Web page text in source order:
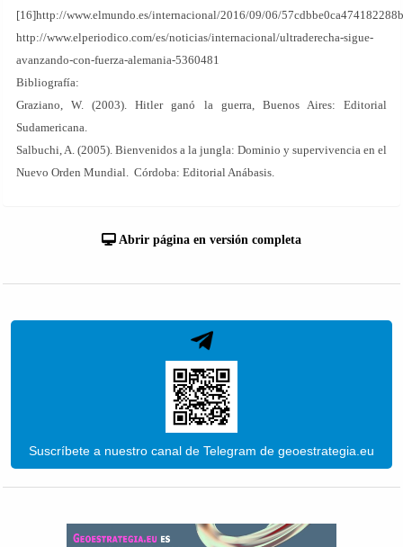
[16]http://www.elmundo.es/internacional/2016/09/06/
http://www.elperiodico.com/es/noticias/internacional/ultraderecha-sigue-
avanzando-con-fuerza-alemania-5360481
Bibliografía:
Graziano, W. (2003). Hitler ganó la guerra, Buenos Aires: Editorial
Sudamericana.
Salbuchi, A. (2005). Bienvenidos a la jungla: Dominio y supervivencia en el
Nuevo Orden Mundial. Córdoba: Editorial Anábasis.
Abrir página en versión completa
Suscríbete a nuestro canal de Telegram de geoestrategia.eu